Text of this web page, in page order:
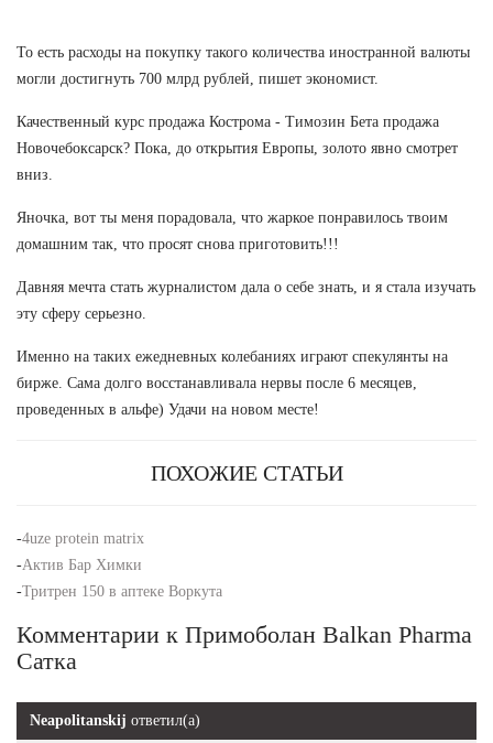
То есть расходы на покупку такого количества иностранной валюты
могли достигнуть 700 млрд рублей, пишет экономист.
Качественный курс продажа Кострома - Tимозин Бета продажа
Новочебоксарск? Пока, до открытия Европы, золото явно смотрет
вниз.
Яночка, вот ты меня порадовала, что жаркое понравилось твоим
домашним так, что просят снова приготовить!!!
Давняя мечта стать журналистом дала о себе знать, и я стала изучать
эту сферу серьезно.
Именно на таких ежедневных колебаниях играют спекулянты на
бирже. Сама долго восстанавливала нервы после 6 месяцев,
проведенных в альфе) Удачи на новом месте!
ПОХОЖИЕ СТАТЬИ
-4uze protein matrix
-Актив Бар Химки
-Тритрен 150 в аптеке Воркута
Комментарии к Примоболан Balkan Pharma
Сатка
Neapolitanskij ответил(а)